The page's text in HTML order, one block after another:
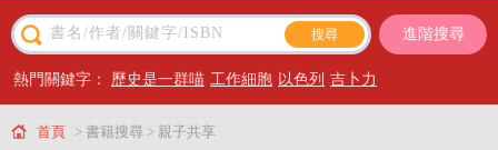
主題閱讀
出版專區
進階搜尋
熱門關鍵字： 歷史是一群喵 工作細胞 以色列 吉卜力
首頁 > 書籍搜尋 > 親子共享